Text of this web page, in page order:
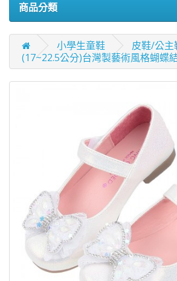
商品分類
小學生童鞋
皮鞋/公
(17~22.5公分)台灣製藝術風格蝴蝶